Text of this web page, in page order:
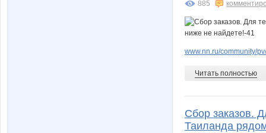
885
www.nn.ru/community/
Читать полностью
Сбор заказов.
Таиланда